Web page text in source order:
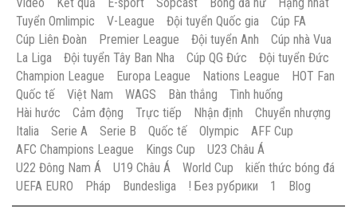
Tuyển Omlimpic
V-League Đội tuyển Quốc gia
Cúp FA
Cúp Liên Đoàn
Premier League Đội tuyển Anh
Cúp nhà Vua
La Liga
Đội tuyển Tây Ban Nha Cúp QG Đức
Đội tuyển Đức
Champion League
Europa League Nations League
HOT Fan
Quốc tế
Việt Nam WAGS Bàn thắng
Tình huống
Hài hước
Cảm động Trực tiếp Nhận định
Chuyển nhượng
Italia
Serie A Serie B Quốc tế Olympic
AFF Cup
AFC Champions League
Kings Cup
U23 Châu Á
U22 Đông Nam Á
U19 Châu Á World Cup
kiến thức bóng đá
UEFA EURO
Pháp Bundesliga ! Без рубрики 1 Blog